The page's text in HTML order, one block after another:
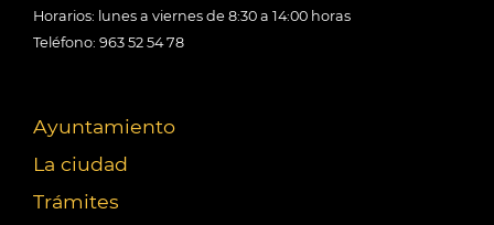
Horarios: lunes a viernes de 8:30 a 14:00 horas
Teléfono: 963 52 54 78
Ayuntamiento
La ciudad
Trámites